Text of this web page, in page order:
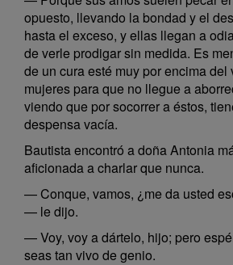
opuesto, llevando la bondad y el
hasta el exceso, y ellas llegan a
de verle prodigar sin medida. Es
de un cura esté muy por encima del
mujeres para que no llegue a
viendo que por socorrer a éstos,
despensa vacía.
Bautista encontró a doña Antonia
aficionada a charlar que nunca.
— Conque, vamos, ¿me da usted
— le dijo.
— Voy, voy a dártelo, hijo; pero
seas tan vivo de genio.